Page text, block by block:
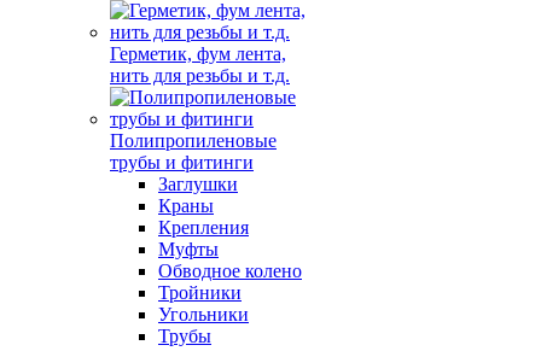
Герметик, фум лента,
нить для резьбы и т.д.
Полипропиленовые
трубы и фитинги
Заглушки
Краны
Крепления
Муфты
Обводное колено
Тройники
Угольники
Трубы